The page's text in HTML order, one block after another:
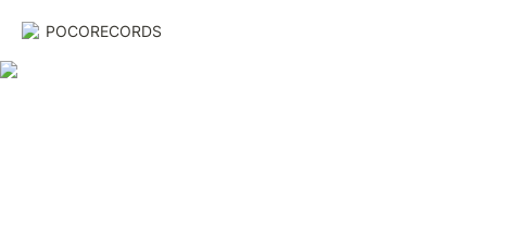
POCORECORDS